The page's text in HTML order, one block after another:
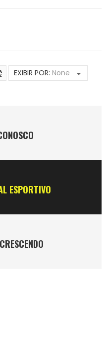
EXIBIR POR: None
ESPORTIVO